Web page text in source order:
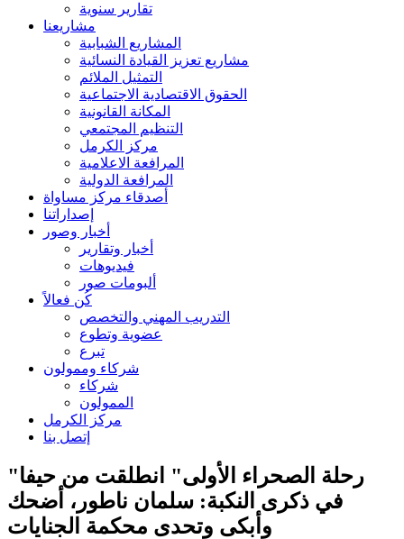
تقارير سنوية
مشاريعنا
المشاريع الشبابية
مشاريع تعزيز القيادة النسائية
التمثيل الملائم
الحقوق الاقتصادية الاجتماعية
المكانة القانونية
التنظيم المجتمعي
مركز الكرمل
المرافعة الاعلامية
المرافعة الدولية
أصدقاء مركز مساواة
إصداراتنا
أخبار وصور
أخبار وتقارير
فيديوهات
ألبومات صور
كُن فعالاً
التدريب المهني والتخصص
عضوية وتطوع
تبرع
شركاء وممولون
شركاء
الممولون
مركز الكرمل
إتصل بنا
"رحلة الصحراء الأولى" انطلقت من حيفا
في ذكرى النكبة: سلمان ناطور، أضحك
وأبكى وتحدى محكمة الجنايات